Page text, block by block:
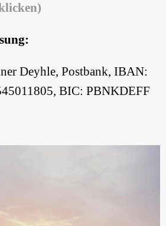
Deyhle, Postbank, IBAN:
BIC: PBNKDEFF